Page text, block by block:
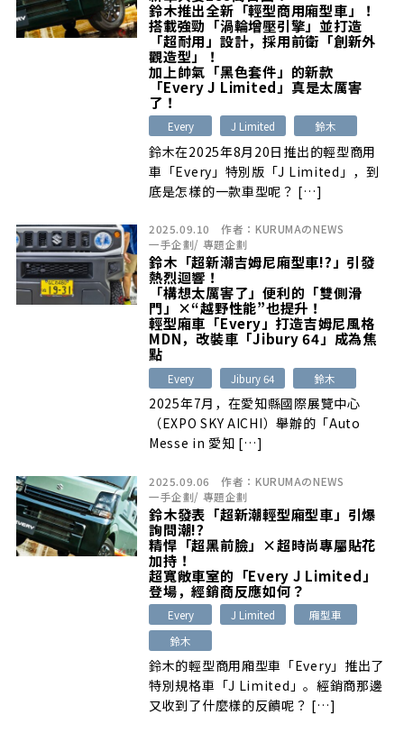
鈴木推出全新「輕型商用廂型車」！
搭載強勁「渦輪增壓引擎」並打造
「超耐用」設計，採用前衛「創新外
觀造型」！
加上帥氣「黑色套件」的新款
「Every J Limited」真是太厲害
了！
Every J Limited 鈴木
鈴木在2025年8月20日推出的輕型商用
車「Every」特別版「J Limited」，到
底是怎樣的一款車型呢？ […]
2025.09.10 作者： KURUMAのNEWS
一手企劃/ 專題企劃
鈴木「超新潮吉姆尼廂型車!?」引發
熱烈迴響！
「構想太厲害了」便利的「雙側滑
門」×“越野性能”也提升！
輕型廂車「Every」打造吉姆尼風格
MDN，改裝車「Jibury 64」成為焦
點
Every Jibury 64 鈴木
2025年7月，在愛知縣國際展覽中心
（EXPO SKY AICHI）舉辦的「Auto
Messe in 愛知 […]
2025.09.06 作者： KURUMAのNEWS
一手企劃/ 專題企劃
鈴木發表「超新潮輕型廂型車」引爆
詢問潮!?
精悍「超黑前臉」×超時尚專屬貼花
加持！
超寬敞車室的「Every J Limited」
登場，經銷商反應如何？
Every J Limited
廂型車
鈴木
鈴木的輕型商用廂型車「Every」推出了
特別規格車「J Limited」。經銷商那邊
又收到了什麼樣的反饋呢？ […]